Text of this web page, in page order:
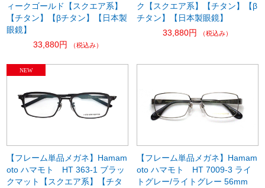
ィークゴールド【スクエア系】
【チタン】【βチタン】【日本製
眼鏡】
33,880円
（税込み）
ク【スクエア系】【チタン】【β
チタン】【日本製眼鏡】
33,880円
（税込み）
【フレーム単品メガネ】Hamam
oto ハマモト HT 363-1 ブラッ
クマット【スクエア系】【チタ
【フレーム単品メガネ】Hamam
oto ハマモト HT 7009-3 ライ
トグレー/ライトグレー 56mm